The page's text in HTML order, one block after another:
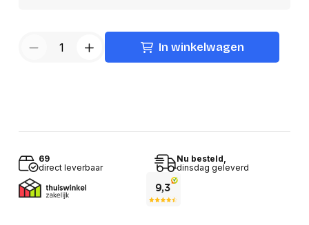
In winkelwagen
69
direct leverbaar
Nu besteld,
dinsdag geleverd